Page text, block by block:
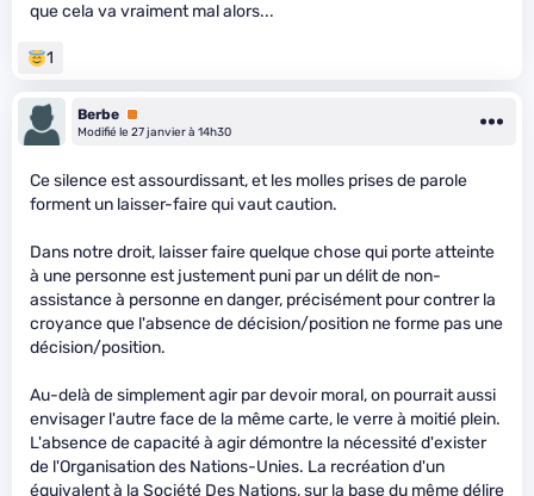
que cela va vraiment mal alors...
1
Berbe Premium
Modifié le 27 janvier à 14h30
Ce silence est assourdissant, et les molles prises de parole
forment un laisser-faire qui vaut caution.
Dans notre droit, laisser faire quelque chose qui porte atteinte
à une personne est justement puni par un délit de non-
assistance à personne en danger, précisément pour contrer la
croyance que l'absence de décision/position ne forme pas une
décision/position.
Au-delà de simplement agir par devoir moral, on pourrait aussi
envisager l'autre face de la même carte, le verre à moitié plein.
L'absence de capacité à agir démontre la nécessité d'exister
de l'Organisation des Nations-Unies. La recréation d'un
équivalent à la Société Des Nations, sur la base du même délire